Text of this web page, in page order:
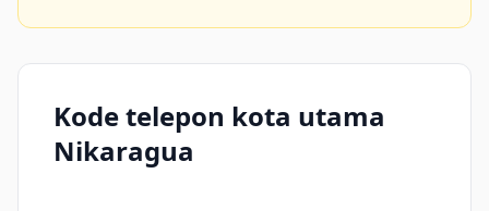
Kode telepon kota utama
Nikaragua